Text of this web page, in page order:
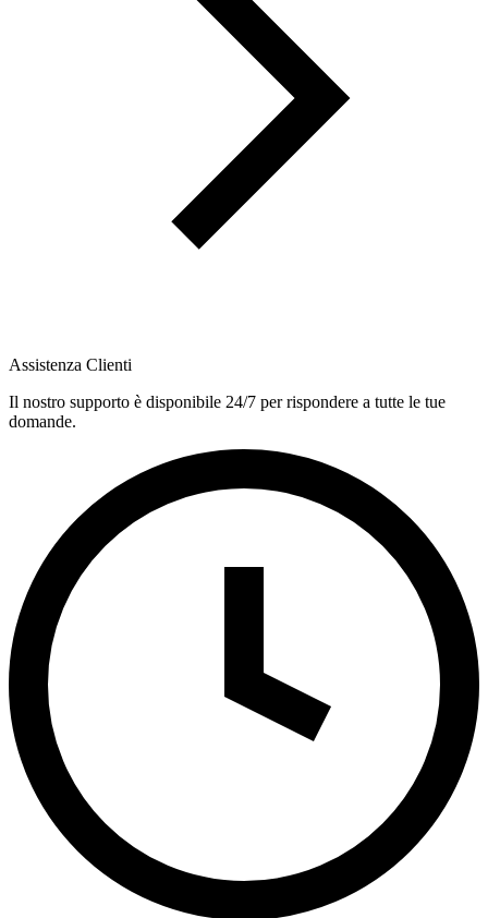
Assistenza Clienti
Il nostro supporto è disponibile 24/7 per rispondere a tutte le tue
domande.